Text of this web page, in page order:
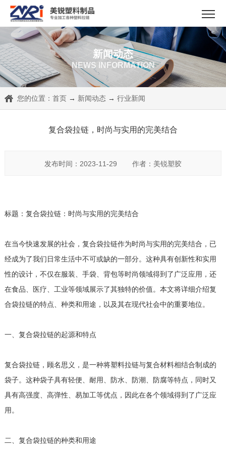
新闻动态
NEWS INFORMATION
您的位置： 首页→ 新闻动态→ 行业新闻
复合袋拉链，时尚与实用的完美结合
发布时间：2023-11-29 作者：美锐塑胶
标题：复合袋拉链：时尚与实用的完美结合
在当今快速发展的社会，复合袋拉链作为时尚与实用的完美结合，已
经成为了我们日常生活中不可或缺的一部分。这种具有创新性和实用
性的设计，不仅在服装、手袋、背包等时尚领域得到了广泛应用，还
在食品、医疗、工业等领域展示了其独特的价值。本文将详细介绍复
合袋拉链的特点、种类和用途，以及其在现代社会中的重要地位。
一、复合袋拉链的起源和特点
复合袋拉链，顾名思义，是一种将塑料拉链与复合材料相结合制成的
袋子。这种袋子具有轻便、耐用、防水、防潮、防腐等特点，同时又
具有高强度、高弹性、易加工等优点，因此在各个领域得到了广泛应
用。
二、复合袋拉链的种类和用途